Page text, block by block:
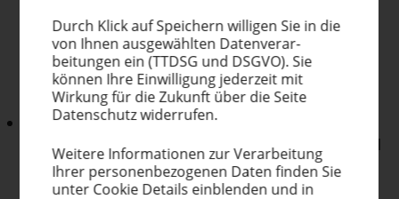
Produktionsnetzen mit jeweils isolierter
Administration) nach unterschiedlichen
Vertrauenszonen, Anwendungsbereichen und/oder
Regionen.
Fehler interner Nutzer stellen die größte Gefahr dar.
Alle Nutzerkonten dürfen daher nur über die minimal
zur Aufgabenerfüllung notwendigen Berechtigungen
verfügen.
Durch Klick auf Speichern willigen Sie in die
von Ihnen ausge­wählten Datenverar-
beitungen ein (TTDSG und DSGVO). Sie
können Ihre Einwil­ligung jederzeit mit
Wirkung für die Zukunft über die Seite
Datenschutz widerrufen.
Weitere Infor­ma­tionen zur Verar­beitung
Ihrer perso­nen­be­zo­genen Daten finden Sie
unter Cookie Details einblenden und in